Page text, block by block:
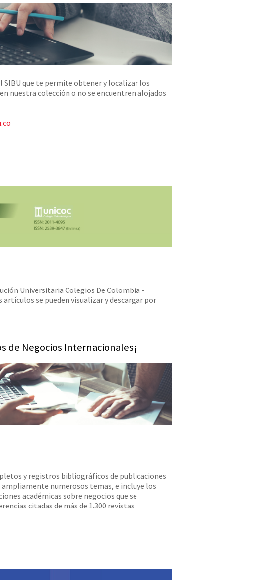
SIBU que te permite obtener y localizar los
nuestra colección o no se encuentren alojados
Universitaria Colegios De Colombia -
se pueden visualizar y descargar por
de Negocios Internacionales¡
y registros bibliográficos de publicaciones
numerosos temas, e incluye los
académicas sobre negocios que se
citadas de más de 1.300 revistas